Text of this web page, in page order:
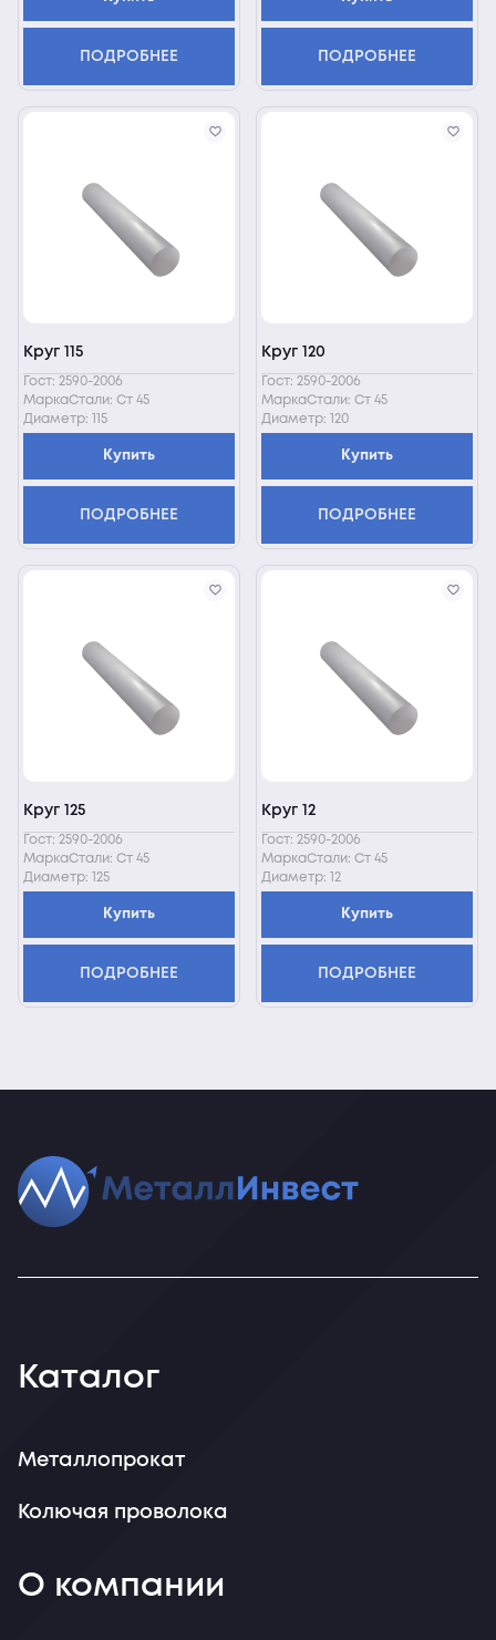
ПОДРОБНЕЕ ПОДРОБНЕЕ
Круг 115
Гост: 2590-2006
МаркаСтали: Ст 45
Диаметр: 115
Купить
ПОДРОБНЕЕ
Круг 120
Гост: 2590-2006
МаркаСтали: Ст 45
Диаметр: 120
Купить
ПОДРОБНЕЕ
Круг 125
Гост: 2590-2006
МаркаСтали: Ст 45
Диаметр: 125
Купить
ПОДРОБНЕЕ
Круг 12
Гост: 2590-2006
МаркаСтали: Ст 45
Диаметр: 12
Купить
ПОДРОБНЕЕ
Каталог
Металлопрокат
Колючая проволока
О компании